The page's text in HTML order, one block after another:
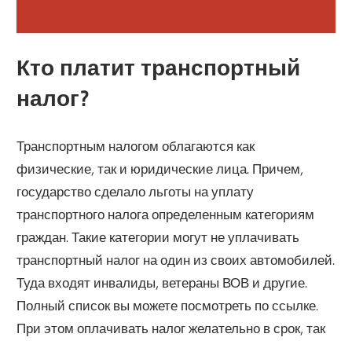
Кто платит транспортный
налог?
Транспортным налогом облагаются как
физические, так и юридические лица. Причем,
государство сделало льготы на уплату
транспортного налога определенным категориям
граждан. Такие категории могут не уплачивать
транспортный налог на один из своих автомобилей.
Туда входят инвалиды, ветераны ВОВ и другие.
Полный список вы можете посмотреть по ссылке.
При этом оплачивать налог желательно в срок, так